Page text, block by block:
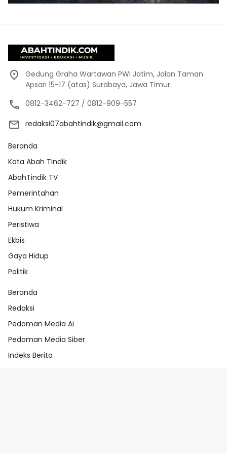
Gedung Graha Wartawan PWI Jatim, Jalan Taman
Apsari 15-17 (atas) Surabaya, Jawa Timur.
0812-3462-727 / 0812-909-557
redaksi07abahtindik@gmail.com
Beranda
Kata Abah Tindik
AbahTindik TV
Pemerintahan
Hukum Kriminal
Peristiwa
Ekbis
Gaya Hidup
Politik
Beranda
Redaksi
Pedoman Media Ai
Pedoman Media Siber
Indeks Berita